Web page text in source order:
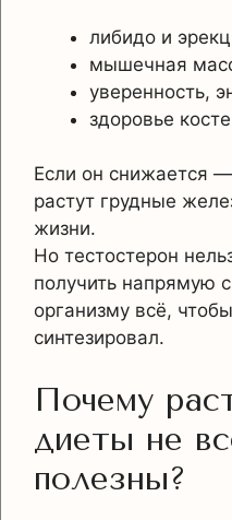
либидо и
мышечная
уверенность,
здоровье
Если он снижается
растут грудные
жизни.
Но тестостерон
получить напрямую
организму всё,
синтезировал.
Почему
диеты не
полезны?